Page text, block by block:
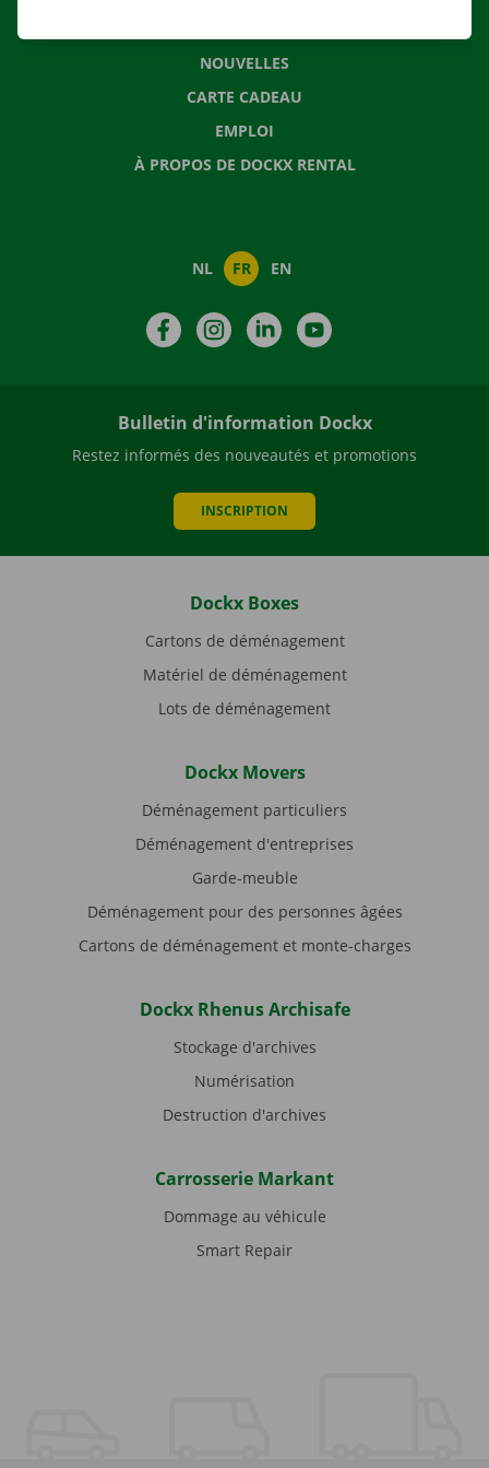
NOUVELLES
CARTE CADEAU
EMPLOI
À PROPOS DE DOCKX RENTAL
NL FR EN
FacebookInstagramLinkedIn
Bulletin d'information Dockx
Restez informés des nouveautés et promotions
INSCRIPTION
Dockx Boxes
Cartons de déménagement
Matériel de déménagement
Lots de déménagement
Dockx Movers
Déménagement particuliers
Déménagement d'entreprises
Garde-meuble
Déménagement pour des personnes âgées
Cartons de déménagement et monte-charges
Dockx Rhenus Archisafe
Stockage d'archives
Numérisation
Destruction d'archives
Carrosserie Markant
Dommage au véhicule
Smart Repair